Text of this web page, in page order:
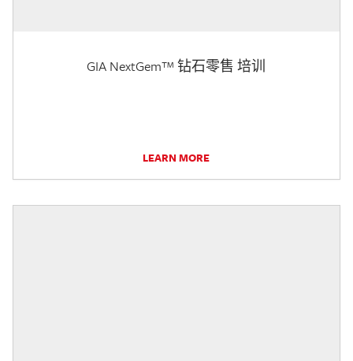
GIA NextGem™ 钻石零售 培训
LEARN MORE